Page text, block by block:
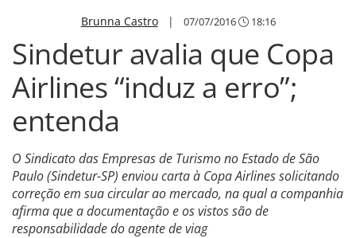
Brunna Castro| 07/07/2016 18:16
Sindetur avalia que Copa
Airlines “induz a erro”;
entenda
O Sindicato das Empresas de Turismo no Estado de São
Paulo (Sindetur-SP) enviou carta à Copa Airlines solicitando
correção em sua circular ao mercado, na qual a companhia
afirma que a documentação e os vistos são de
responsabilidade do agente de viag